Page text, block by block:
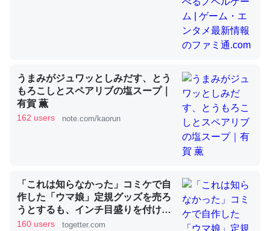
─ニュース :: 【研究発表】昆虫学の大問題＝「昆虫はなぜ海にいな
論文では「淡水はカルシウムも酸素も不足してて両方に不
利だから両方が拮抗してるのでは」とあって面白い。海に
いる鋏角類（カブトガニ・ウミグモ）はカルシウムを使わ
ずキチンを強化してる筈だが、酵素が違うのか？
─ニュース :: 【研究発表】昆虫学の大問題＝「昆虫はなぜ海にいな
うまみがジュワッとしみだす、とう
もろこしとスペアリブの塩スープ｜
有賀 薫
162 users note.com/kaorun
「これは知らなかった」コミケで自
作した「ウマ娘」定規グッズを売ろ
うとするも、インチ目盛りを付けた
ため経産省の規約に抵触、販売見送
160 users togetter.com